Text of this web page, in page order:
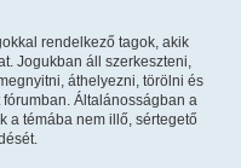
rendelkező tagok, akik
Jogukban áll szerkeszteni,
áthelyezni, törölni és
Általánosságban a
a témába nem illő, sértegető